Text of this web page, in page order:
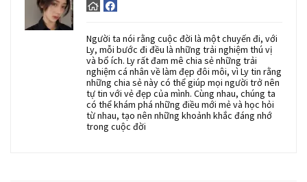
Người ta nói rằng cuộc đời là một chuyến đi, với
Ly, mỗi bước đi đều là những trải nghiệm thú vị
và bổ ích. Ly rất đam mê chia sẻ những trải
nghiệm cá nhân về làm đẹp đôi môi, vì Ly tin rằng
những chia sẻ này có thể giúp mọi người trở nên
tự tin với vẻ đẹp của mình. Cùng nhau, chúng ta
có thể khám phá những điều mới mẻ và học hỏi
từ nhau, tạo nên những khoảnh khắc đáng nhớ
trong cuộc đời